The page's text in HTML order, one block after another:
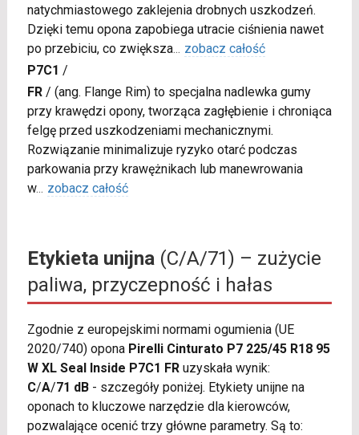
natychmiastowego zaklejenia drobnych uszkodzeń.
Dzięki temu opona zapobiega utracie ciśnienia nawet
po przebiciu, co zwiększa... zobacz całość
P7C1 /
FR/ (ang. Flange Rim) to specjalna nadlewka gumy
przy krawędzi opony, tworząca zagłębienie i chroniąca
felgę przed uszkodzeniami mechanicznymi.
Rozwiązanie minimalizuje ryzyko otarć podczas
parkowania przy krawężnikach lub manewrowania
w... zobacz całość
Etykieta unijna(C/A/71) – zużycie
paliwa, przyczepność i hałas
Zgodnie z europejskimi normami ogumienia (UE
2020/740) opona Pirelli Cinturato P7 225/45 R18 95
W XL Seal Inside P7C1 FRuzyskała wynik:
C/A/71 dB- szczegóły poniżej. Etykiety unijne na
oponach to kluczowe narzędzie dla kierowców,
pozwalające ocenić trzy główne parametry. Są to: